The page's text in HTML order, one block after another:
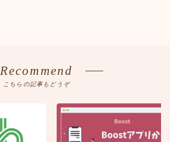
Recommend
こちらの記事もどうぞ